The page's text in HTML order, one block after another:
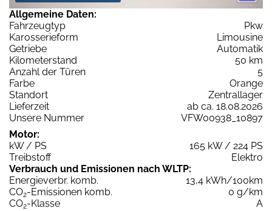
Allgemeine Daten:
Fahrzeugtyp
Pkw
Karosserieform
Limousine
Getriebe
Automatik
Kilometerstand
50 km
Anzahl der Türen
5
Farbe
Orange
Standort
Zentrallager
Lieferzeit
ab ca. 18.08.2026
Unsere Nummer
VFW00938_10897
Motor:
kW / PS
165 kW / 224 PS
Treibstoff
Elektro
Verbrauch und Emissionen nach WLTP:
Energieverbr. komb.
13,4 kWh/100km
CO2-Emissionen komb.
0 g/km
CO2-Klasse
A